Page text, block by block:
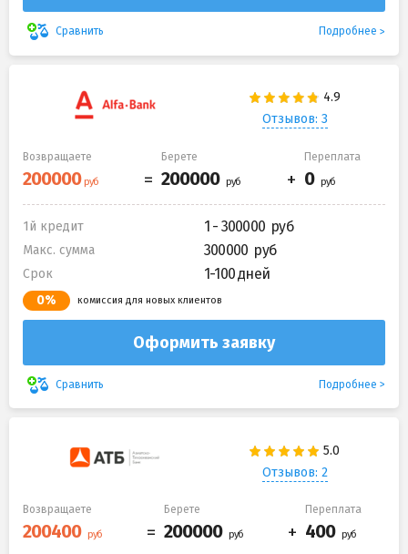
Сравнить Подробнее
Отзывов: 3
Возвращаете Берете Переплата
1й кредит 1 - 300000
Макс. сумма 300000
Срок 1-100 дней
0% комиссия для новых клиентов
Оформить заявку
Сравнить Подробнее
Отзывов: 2
Возвращаете Берете Переплата